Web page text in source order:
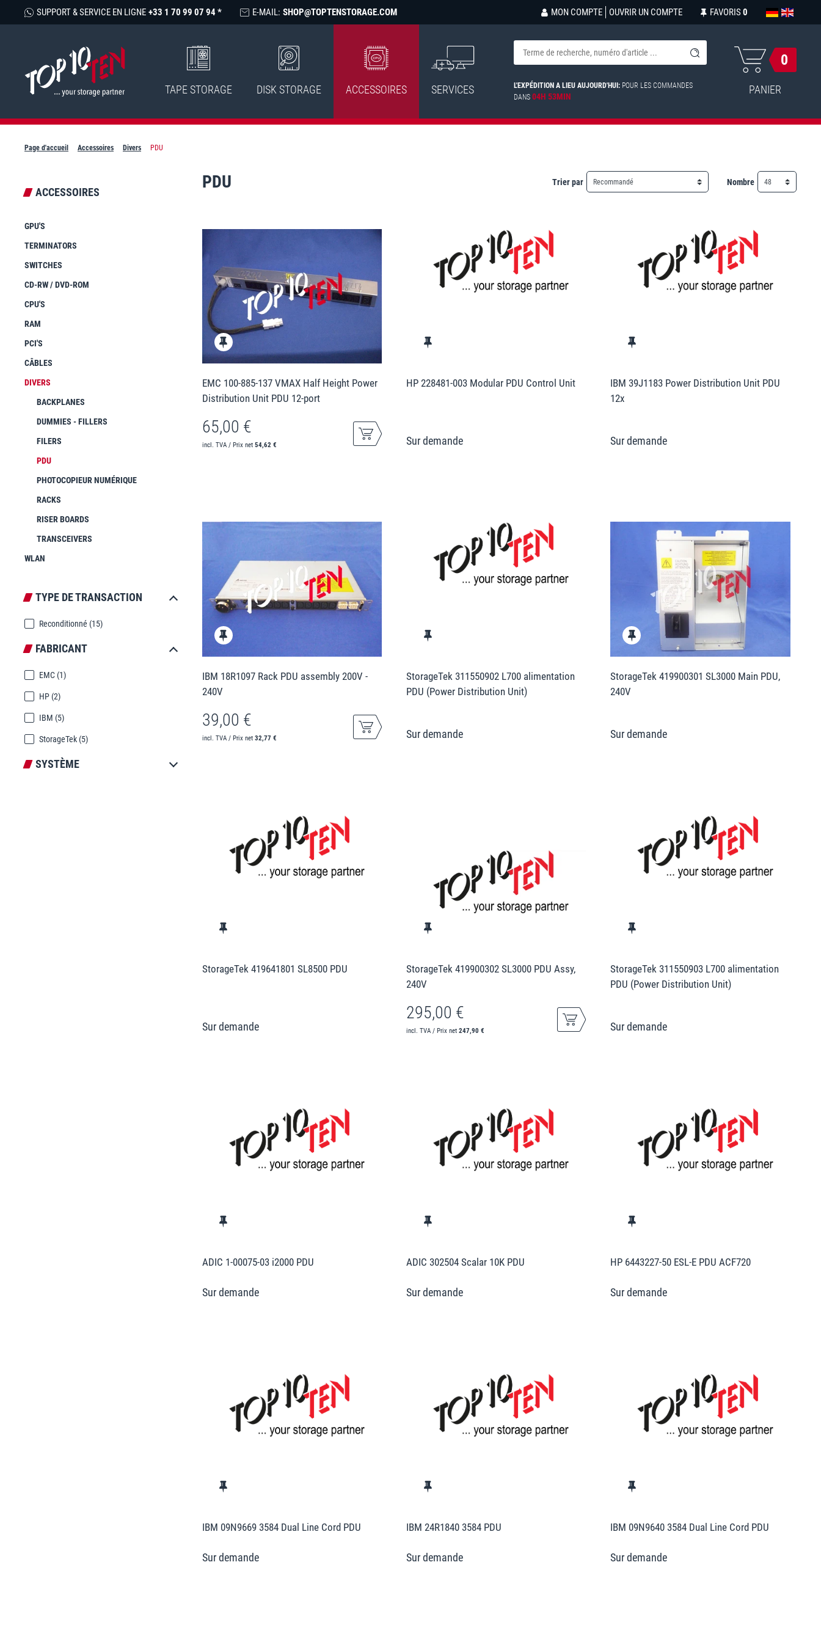
SUPPORT & SERVICE EN LIGNE +33 1 70 99 07 94 * E-MAIL: SHOP@TOPTENSTORAGE.COM MON COMPTE OUVRIR UN COMPTE FAVORIS 0
TAPE STORAGE DISK STORAGE ACCESSOIRES SERVICES L'EXPÉDITION A LIEU AUJOURD'HUI: POUR LES COMMANDES
DANS04H 53MIN
0
PANIER
Page d'accueil Accessoires Divers PDU
ACCESSOIRES
GPU'S
TERMINATORS
SWITCHES
CD-RW / DVD-ROM
CPU'S
RAM
PCI'S
CÂBLES
DIVERS
BACKPLANES
DUMMIES - FILLERS
FILERS
PDU
PHOTOCOPIEUR NUMÉRIQUE
RACKS
RISER BOARDS
TRANSCEIVERS
WLAN
TYPE DE TRANSACTION
Reconditionné (15)
FABRICANT
EMC (1)
HP (2)
IBM (5)
StorageTek (5)
SYSTÈME
PDU
EMC 100-885-137 VMAX Half Height Power
Distribution Unit PDU 12-port
65,00 €
incl. TVA / Prix net 54,62 €
HP 228481-003 Modular PDU Control Unit
IBM 39J1183 Power Distribution Unit PDU
12x
IBM 18R1097 Rack PDU assembly 200V -
240V
39,00 €
incl. TVA / Prix net 32,77 €
StorageTek 311550902 L700 alimentation
PDU (Power Distribution Unit)
StorageTek 419900301 SL3000 Main PDU,
240V
StorageTek 419641801 SL8500 PDU
StorageTek 419900302 SL3000 PDU Assy,
240V
295,00 €
incl. TVA / Prix net247,90 €
StorageTek 311550903 L700 alimentation
PDU (Power Distribution Unit)
ADIC 1-00075-03 i2000 PDU ADIC 302504 Scalar 10K PDU HP 6443227-50 ESL-E PDU ACF720
IBM 09N9669 3584 Dual Line Cord PDU IBM 24R1840 3584 PDU IBM 09N9640 3584 Dual Line Cord PDU